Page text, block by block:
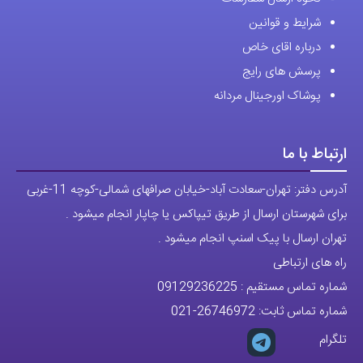
شرایط و قوانین
درباره اقای خاص
پرسش های رایج
پوشاک اورجینال مردانه
ارتباط با ما
آدرس دفتر: تهران-سعادت آباد-خیابان صرافهای شمالی-کوچه 11-غربی
برای شهرستان ارسال از طریق تیپاکس یا چاپار انجام میشود .
تهران ارسال با پیک اسنپ انجام میشود .
راه های ارتباطی
شماره تماس مستقیم : 09129236225
شماره تماس ثابت: 26746972
-021
تلگرام